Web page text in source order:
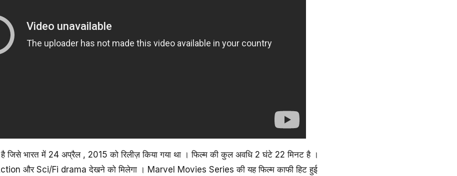
भारत में 24 अप्रैल , 2015 को रिलीज़ किया गया था । फिल्म की कुल अवधि 2 घंटे 22 मिनट है ।
और Sci/Fi drama देखने को मिलेगा । Marvel Movies Series की यह फिल्म काफी हिट हुई